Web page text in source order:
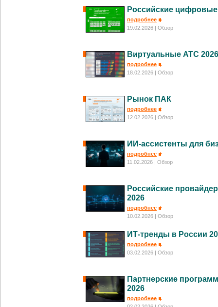
Российские
подробнее
19.02.2026
| Обзор
Виртуальные АТС 2026
подробнее
18.02.2026
| Обзор
Рынок ПАК
подробнее
12.02.2026
| Обзор
ИИ-ассистенты для
подробнее
11.02.2026
| Обзор
Российские
2026
подробнее
10.02.2026
| Обзор
ИТ-тренды в России
подробнее
03.02.2026
| Обзор
Партнерские
2026
подробнее